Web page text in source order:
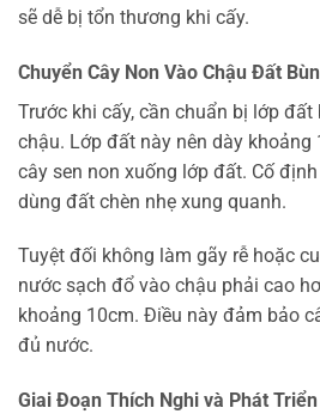
sẽ dễ bị tổn thương khi cấy.
Chuyển Cây Non Vào Chậu Đất Bùn
Trước khi cấy, cần chuẩn bị lớp
chậu. Lớp đất này nên dày
cây sen non xuống lớp đất. Cố
dùng đất chèn nhẹ xung quanh.
Tuyệt đối không làm gãy rễ hoặc
nước sạch đổ vào chậu phải cao
khoảng 10cm. Điều này đảm bảo
đủ nước.
Giai Đoạn Thích Nghi và Phát